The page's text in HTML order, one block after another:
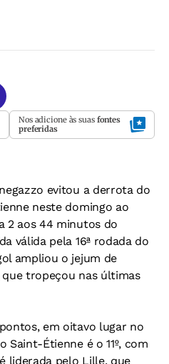
Nos adicione às suas fontes
preferidas
evitou a derrota do
neste domingo ao
2 aos 44 minutos do
válida pela 16ª rodada do
ampliou o jejum de
tropeçou nas últimas
em oitavo lugar no
Saint-Étienne é o 11º, com
liderada pelo Lille, que